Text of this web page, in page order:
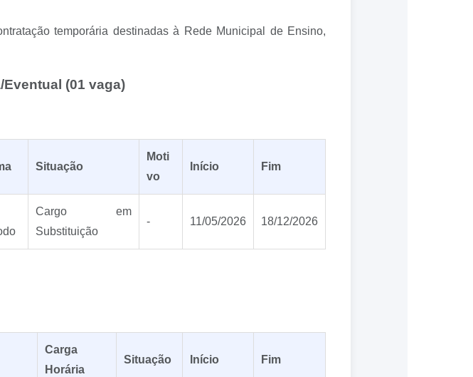
temporária destinadas à Rede Municipal de Ensino,
(01 vaga)
Situação
Moti
vo
Início Fim
Cargo em
Substituição
- 11/05/2026 18/12/2026
Carga
Horária
Situação Início Fim